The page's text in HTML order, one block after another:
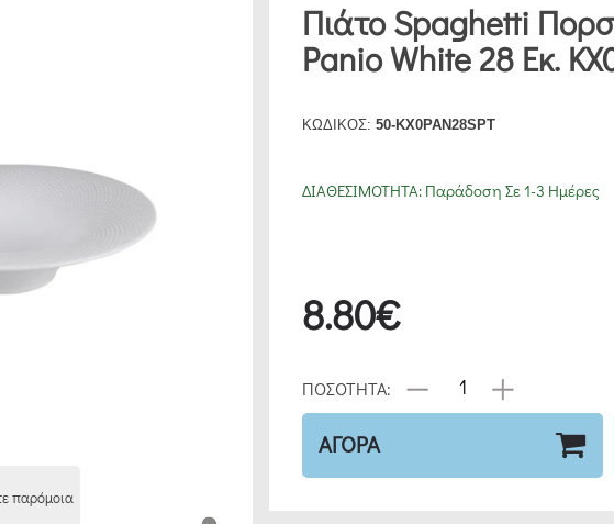
παρόμοια
Πιάτο Spaghetti
Panio White 28 Εκ.
ΚΩΔΙΚΟΣ: 50-KX0PAN28SPT
ΔΙΑΘΕΣΙΜΟΤΗΤΑ: Παράδοση Σε 1-3 Ημέρες
8.80€
ΠΟΣΟΤΗΤΑ:
ΑΓΟΡΑ